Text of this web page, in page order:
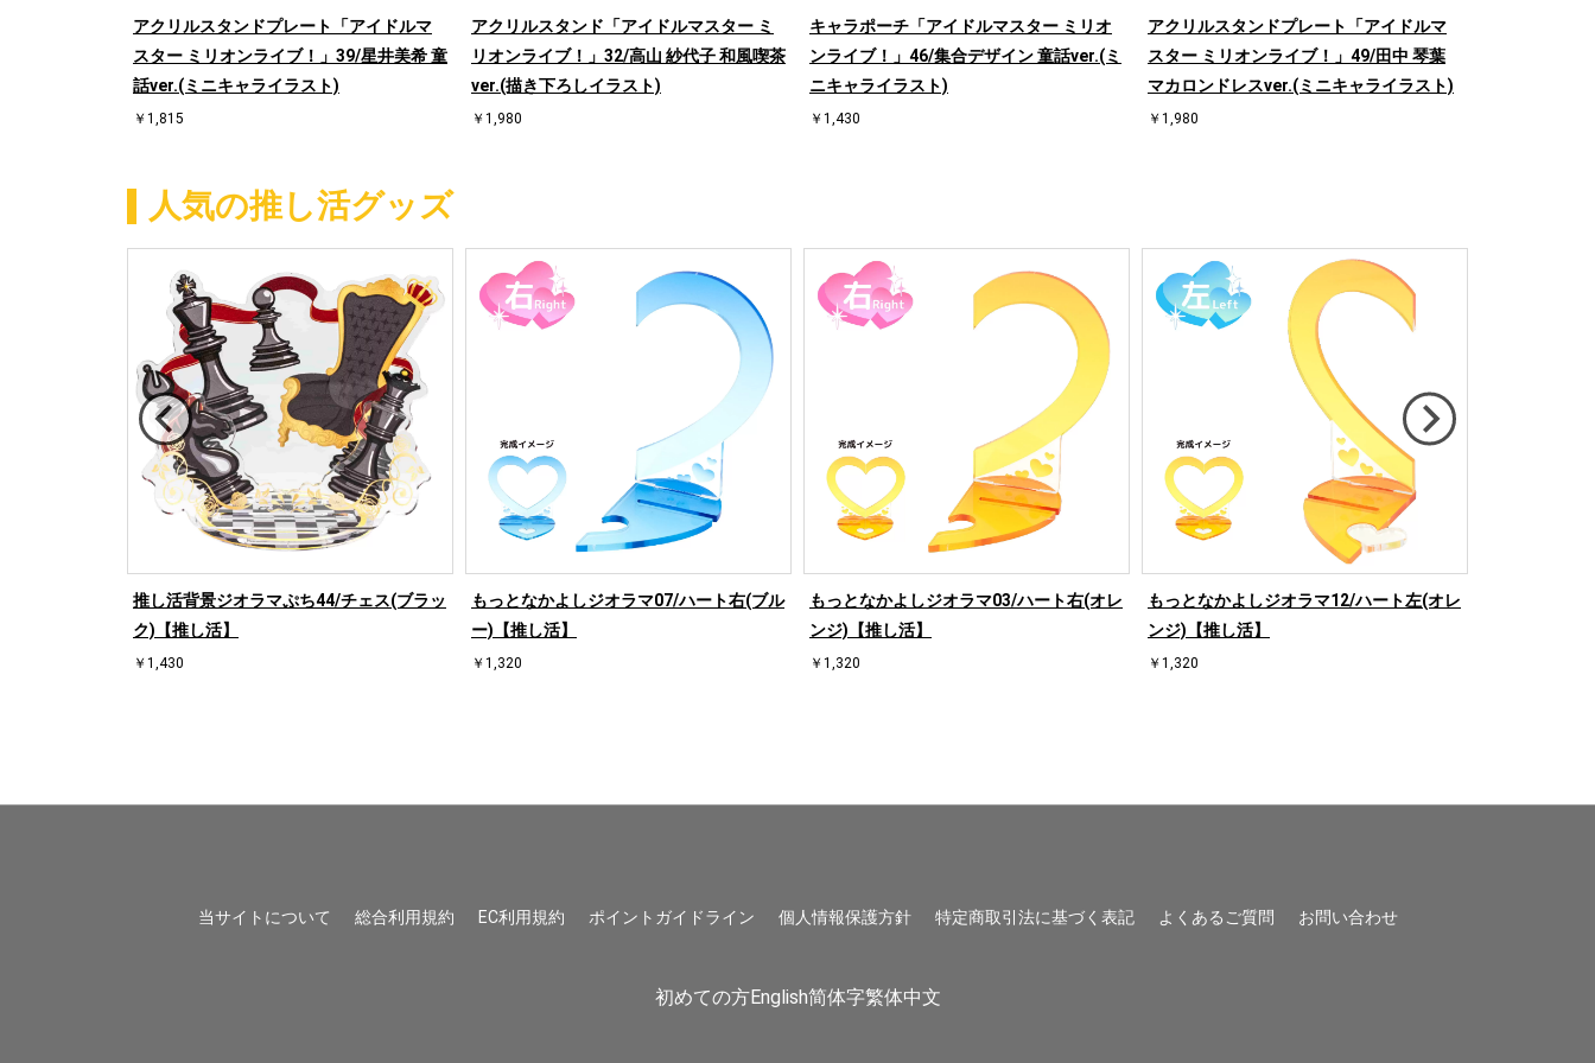
アクリルスタンドプレート「アイドルマ
スター ミリオンライブ！」39/星井美希 童
話ver.(ミニキャライラスト)
￥1,815
アクリルスタンド「アイドルマスター ミ
リオンライブ！」32/高山 紗代子 和風喫茶
ver.(描き下ろしイラスト)
￥1,980
キャラポーチ「アイドルマスター ミリオ
ンライブ！」46/集合デザイン 童話ver.(ミ
ニキャライラスト)
￥1,430
アクリルスタンドプレート「アイドルマ
スター ミリオンライブ！」49/田中 琴葉
マカロンドレスver.(ミニキャライラスト)
￥1,980
人気の推し活グッズ
推し活背景ジオラマぷち44/チェス(ブラッ
ク)【推し活】
￥1,430
もっとなかよしジオラマ07/ハート右(ブル
ー)【推し活】
￥1,320
もっとなかよしジオラマ03/ハート右(オレ
ンジ)【推し活】
￥1,320
もっとなかよしジオラマ12/ハート左(オレ
ンジ)【推し活】
￥1,320
当サイトについて 総合利用規約 EC利用規約 ポイントガイドライン 個人情報保護方針 特定商取引法に基づく表記 よくあるご質問 お問い合わせ
初めての方English简体字繁体中文